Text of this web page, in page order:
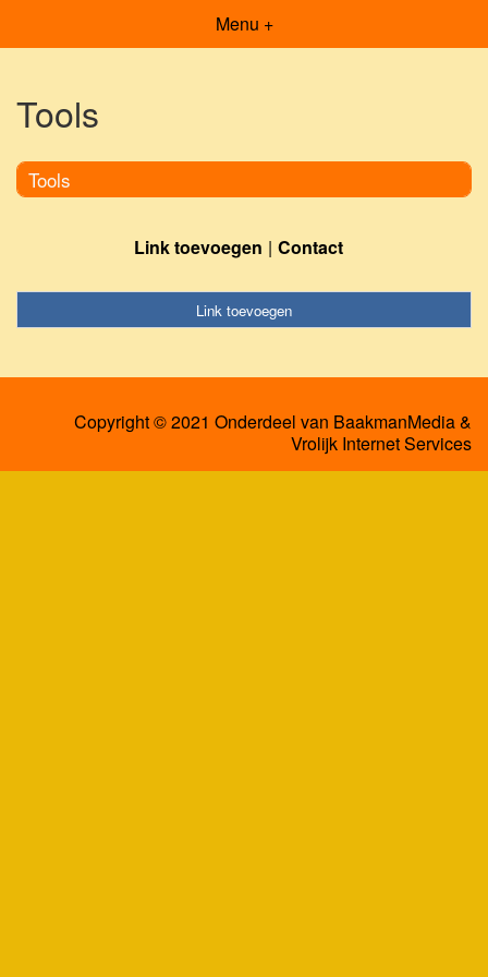
Menu +
Tools
Tools
Link toevoegen Contact
Link toevoegen
Copyright © 2021 Onderdeel van BaakmanMedia&
Vrolijk Internet Services